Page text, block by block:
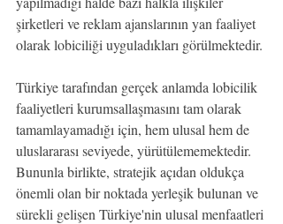
şirketleri ve reklam ajanslarının yan faaliyet
olarak lobiciliği uyguladıkları görülmektedir.
Türkiye tarafından gerçek anlamda lobicilik
faaliyetleri kurumsallaşmasını tam olarak
tamamlayamadığı için, hem ulusal hem de
uluslararası seviyede, yürütülememektedir.
Bununla birlikte, stratejik açıdan oldukça
önemli olan bir noktada yerleşik bulunan ve
sürekli gelişen Türkiye'nin ulusal menfaatleri